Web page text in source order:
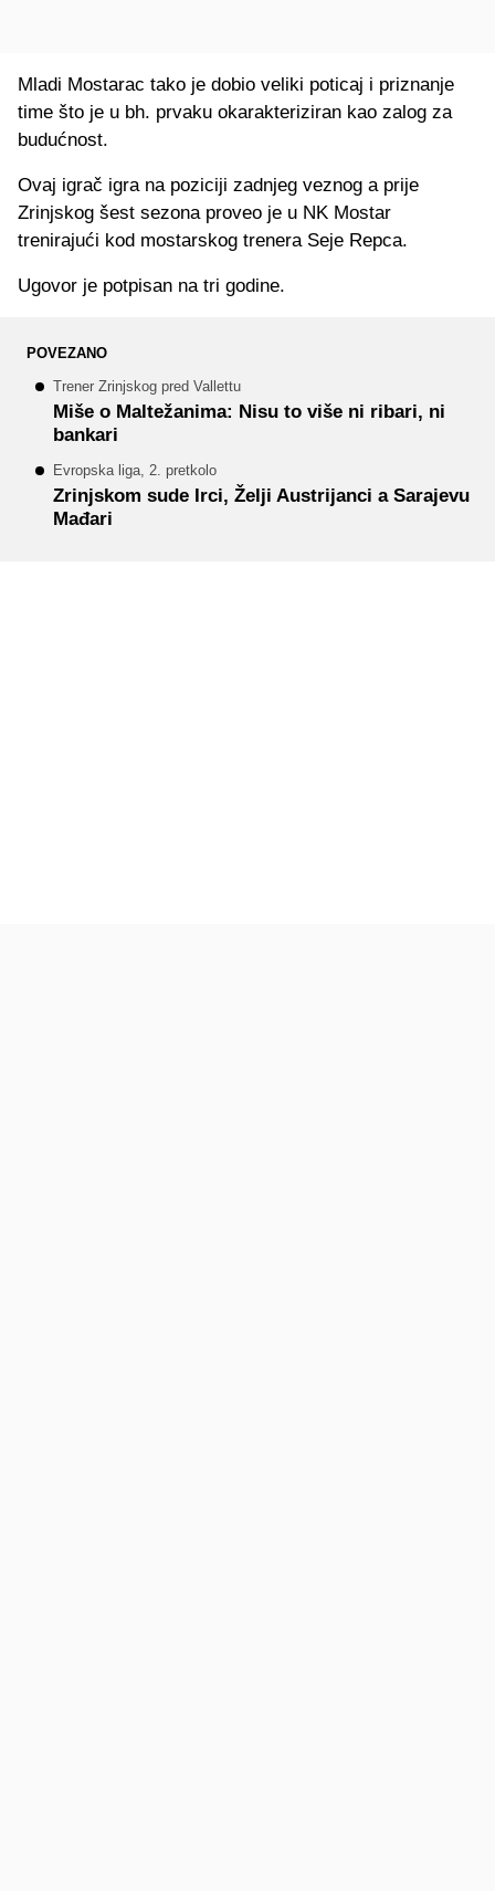
Mladi Mostarac tako je dobio veliki poticaj i priznanje
time što je u bh. prvaku okarakteriziran kao zalog za
budućnost.
Ovaj igrač igra na poziciji zadnjeg veznog a prije
Zrinjskog šest sezona proveo je u NK Mostar
trenirajući kod mostarskog trenera Seje Repca.
Ugovor je potpisan na tri godine.
POVEZANO
Trener Zrinjskog pred Vallettu
Miše o Maltežanima: Nisu to više ni ribari, ni
bankari
Evropska liga, 2. pretkolo
Zrinjskom sude Irci, Želji Austrijanci a Sarajevu
Mađari